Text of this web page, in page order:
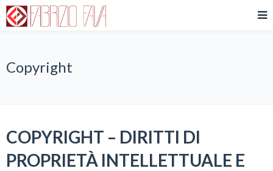
Copyright
COPYRIGHT – DIRITTI DI
PROPRIETÀ INTELLETTUALE E